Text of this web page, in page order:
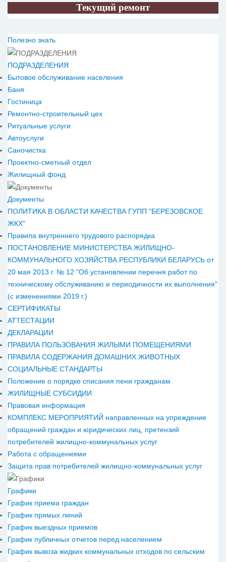
Текущий ремонт
Полезно знать
ПОДРАЗДЕЛЕНИЯ
Бытовое обслуживание населения
Баня
Гостиница
Ремонтно-строительный цех
Ритуальные услуги
Автоуслуги
Саночистка
Проектно-сметный отдел
Жилищный фонд
Документы
ПОЛИТИКА В ОБЛАСТИ КАЧЕСТВА ГУПП "БЕРЕЗОВСКОЕ
ЖКХ"
Правила внутреннего трудового распорядка
ПОСТАНОВЛЕНИЕ МИНИСТЕРСТВА ЖИЛИЩНО-
КОММУНАЛЬНОГО ХОЗЯЙСТВА РЕСПУБЛИКИ БЕЛАРУСЬ от
20 мая 2013 г. № 12 "Об установлении перечня работ по
техническому обслуживанию и периодичности их выполнения"
(с изменениями 2019 г.)
СЕРТИФИКАТЫ
АТТЕСТАЦИИ
ДЕКЛАРАЦИИ
ПРАВИЛА ПОЛЬЗОВАНИЯ ЖИЛЫМИ ПОМЕЩЕНИЯМИ
ПРАВИЛА СОДЕРЖАНИЯ ДОМАШНИХ ЖИВОТНЫХ
СОЦИАЛЬНЫЕ СТАНДАРТЫ
Положение о порядке списания пени гражданам
ЖИЛИЩНЫЕ СУБСИДИИ
Правовая информация
КОМПЛЕКС МЕРОПРИЯТИЙ направленных на упреждение
обращений граждан и юридических лиц, претензий
потребителей жилищно-коммунальных услуг
Работа с обращениями
Защита прав потребителей жилищно-коммунальных услуг
Графики
График приема граждан
График прямых линий
График выездных приемов
График публичных отчетов перед населением
График вывоза жидких коммунальных отходов по сельским